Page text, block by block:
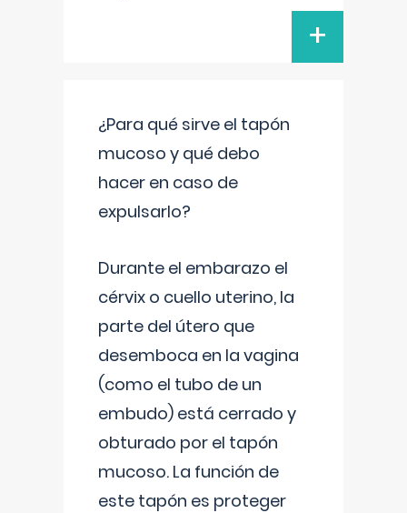
+
¿Para qué sirve el tapón
mucoso y qué debo
hacer en caso de
expulsarlo?
Durante el embarazo el
cérvix o cuello uterino, la
parte del útero que
desemboca en la vagina
(como el tubo de un
embudo) está cerrado y
obturado por el tapón
mucoso. La función de
este tapón es proteger